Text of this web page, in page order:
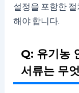
설정을 포함한
해야 합니다.
Q: 유기농
서류는 무